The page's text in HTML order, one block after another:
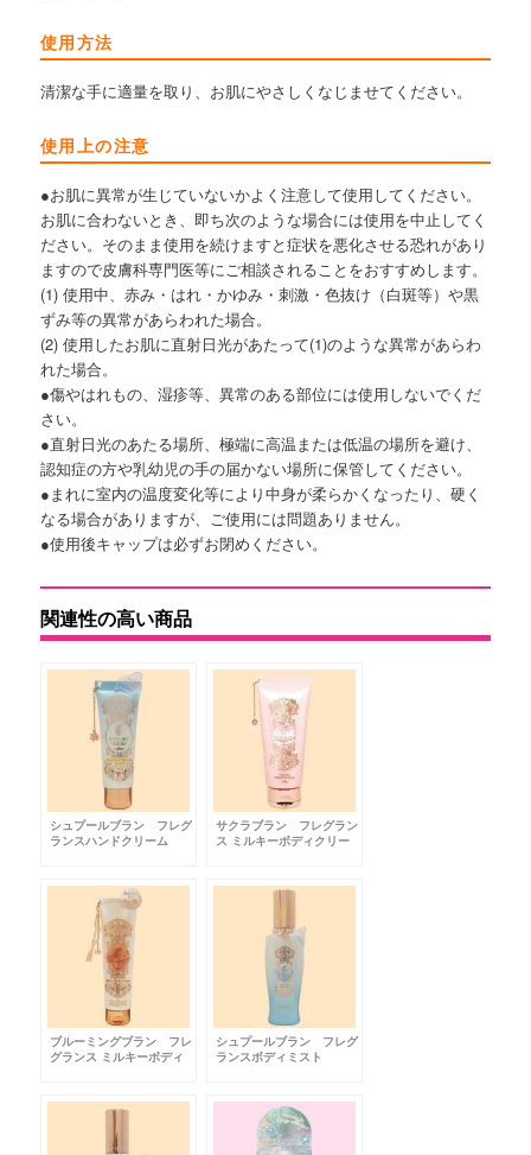
使用方法
清潔な手に適量を取り、お肌にやさしくなじませてください。
使用上の注意
●お肌に異常が生じていないかよく注意して使用してください。
お肌に合わないとき、即ち次のような場合には使用を中止してく
ださい。そのまま使用を続けますと症状を悪化させる恐れがあり
ますので皮膚科専門医等にご相談されることをおすすめします。
(1) 使用中、赤み・はれ・かゆみ・刺激・色抜け（白斑等）や黒
ずみ等の異常があらわれた場合。
(2) 使用したお肌に直射日光があたって(1)のような異常があらわ
れた場合。
●傷やはれもの、湿疹等、異常のある部位には使用しないでくだ
さい。
●直射日光のあたる場所、極端に高温または低温の場所を避け、
認知症の方や乳幼児の手の届かない場所に保管してください。
●まれに室内の温度変化等により中身が柔らかくなったり、硬く
なる場合がありますが、ご使用には問題ありません。
●使用後キャップは必ずお閉めください。
関連性の高い商品
シュプールブラン フレグ
ランスハンドクリーム
サクラブラン フレグラン
ス ミルキーボディクリー
ブルーミングブラン フレ
グランス ミルキーボディ
シュプールブラン フレグ
ランスボディミスト